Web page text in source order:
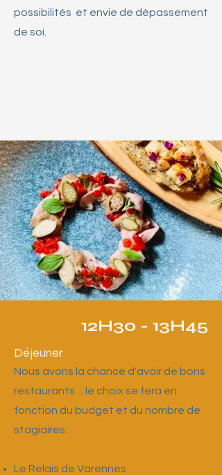
possibilités et envie de dépassement
de soi.
12H30 - 13H45
Déjeuner
Nous avons la chance d'avoir de bons
restaurants ... le choix se fera en
fonction du budget et du nombre de
stagiaires.
Le Relais de Varennes